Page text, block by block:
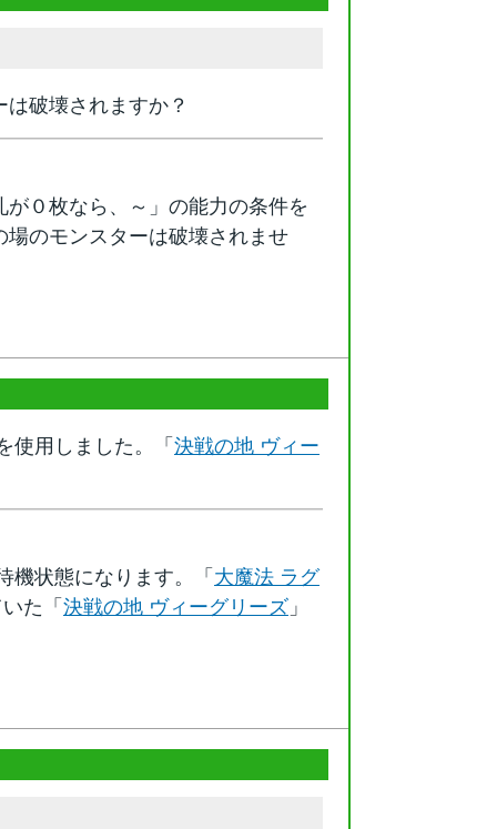
破壊されますか？
０枚なら、～」の能力の条件を
のモンスターは破壊されませ
使用しました。「 決戦の地 ヴィー
機状態になります。「 大魔法 ラグ
た「 決戦の地 ヴィーグリーズ 」